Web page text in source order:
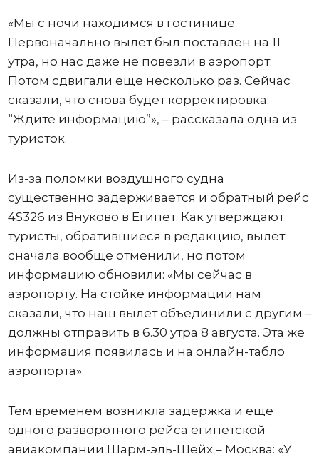
«Мы с ночи находимся в гостинице.
Первоначально вылет был поставлен на 11
утра, но нас даже не повезли в аэропорт.
Потом сдвигали еще несколько раз. Сейчас
сказали, что снова будет корректировка:
“Ждите информацию”», – рассказала одна из
туристок.
Из-за поломки воздушного судна
существенно задерживается и обратный рейс
4S326 из Внуково в Египет. Как утверждают
туристы, обратившиеся в редакцию, вылет
сначала вообще отменили, но потом
информацию обновили: «Мы сейчас в
аэропорту. На стойке информации нам
сказали, что наш вылет объединили с другим –
должны отправить в 6.30 утра 8 августа. Эта же
информация появилась и на онлайн-табло
аэропорта».
Тем временем возникла задержка и еще
одного разворотного рейса египетской
авиакомпании Шарм-эль-Шейх – Москва: «У